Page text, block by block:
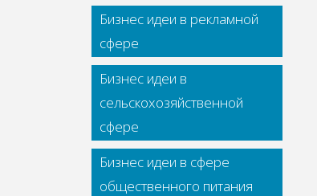
Бизнес идеи в рекламной
сфере
Бизнес идеи в
сельскохозяйственной
сфере
Бизнес идеи в сфере
общественного питания